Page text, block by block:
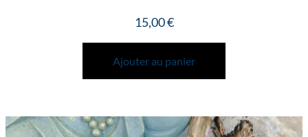
15,00€
Ajouter au panier